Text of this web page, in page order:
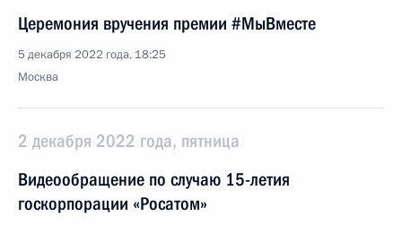
Церемония вручения премии #МыВместе
5 декабря 2022 года, 18:25
Москва
2 декабря 2022 года, пятница
Видеообращение по случаю 15-летия
госкорпорации «Росатом»